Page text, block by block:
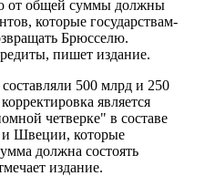
от общей суммы должны
которые государствам-
Брюсселю.
пишет издание.
500 млрд и 250
является
четверке" в составе
Швеции, которые
должна состоять
издание.